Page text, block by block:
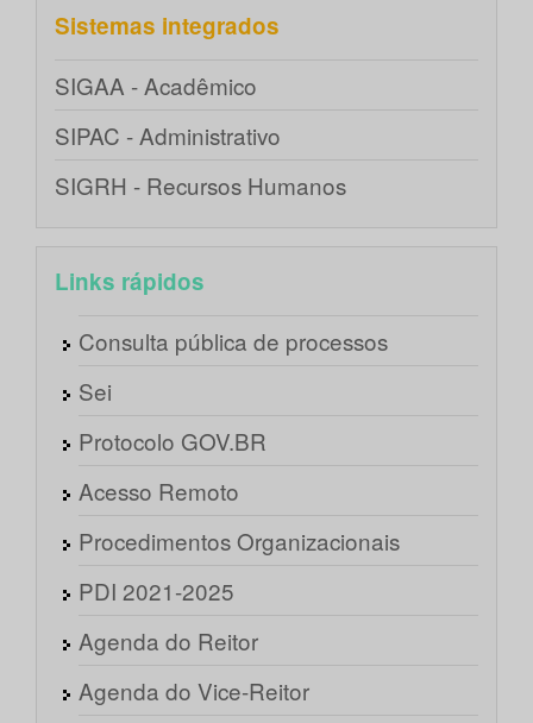
Sistemas integrados
SIGAA - Acadêmico
SIPAC - Administrativo
SIGRH - Recursos Humanos
Links rápidos
Consulta pública de processos
Sei
Protocolo GOV.BR
Acesso Remoto
Procedimentos Organizacionais
PDI 2021-2025
Agenda do Reitor
Agenda do Vice-Reitor